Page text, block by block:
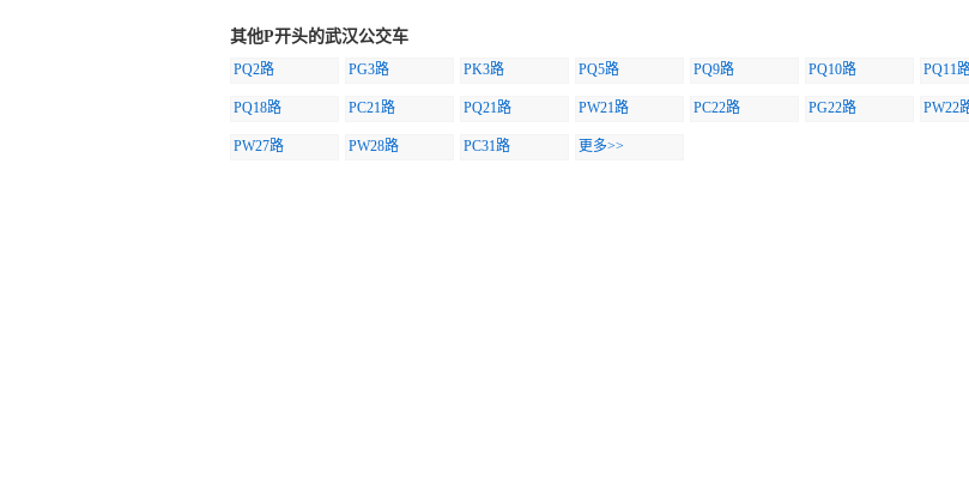
其他P开头的武汉公交车
PQ2路 PG3路 PK3路 PQ5路 PQ9路 PQ10路 PQ11
PQ18路 PC21路 PQ21路 PW21路 PC22路 PG22路 PW22
PW27路 PW28路 PC31路 更多>>